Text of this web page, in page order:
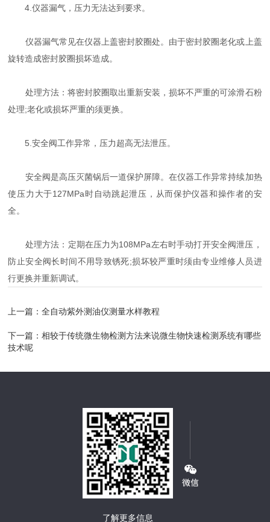
4.仪器漏气，压力无法达到要求。
仪器漏气常见在仪器上盖密封胶圈处。由于密封胶圈老化或上盖
旋转造成密封胶圈损坏造成。
处理方法：将密封胶圈取出重新安装，损坏不严重的可涂滑石粉
处理;老化或损坏严重的须更换。
5.安全阀工作异常，压力超高无法泄压。
安全阀是高压灭菌锅后一道保护屏障。在仪器工作异常持续加热
使压力大于127MPa时自动跳起泄压，从而保护仪器和操作者的安
全。
处理方法：定期在压力为108MPa左右时手动打开安全阀泄压，
防止安全阀长时间不用导致锈死;损坏较严重时须由专业维修人员进
行更换并重新调试。
上一篇：全自动紫外测油仪测量水样教程
下一篇：相较于传统微生物检测方法来说微生物快速检测系统有哪些
技术呢
了解更多信息